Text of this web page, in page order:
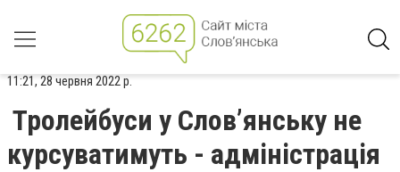
11:21, 28 червня 2022 р.
Тролейбуси у Слов’янську не
курсуватимуть - адміністрація